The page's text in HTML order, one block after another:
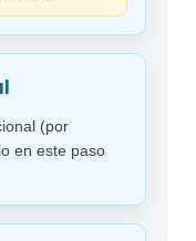
(por
en este paso